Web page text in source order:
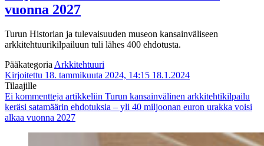
vuonna 2027
Turun Historian ja tulevaisuuden museon kansainväliseen
arkkitehtuurikilpailuun tuli lähes 400 ehdotusta.
PääkategoriaArkkitehtuuri
Kirjoitettu 18. tammikuuta 2024, 14:15 18.1.2024
Tilaajille
Ei kommentteja artikkeliin Turun kansainvälinen arkkitehtikilpailu
keräsi satamäärin ehdotuksia – yli 40 miljoonan euron urakka voisi
alkaa vuonna 2027